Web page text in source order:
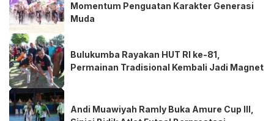
Momentum Penguatan Karakter Generasi
Muda
Bulukumba Rayakan HUT RI ke-81,
Permainan Tradisional Kembali Jadi Magnet
Andi Muawiyah Ramly Buka Amure Cup III,